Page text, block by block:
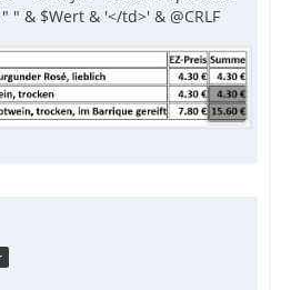
& $Wert & '</td>' & @CRLF